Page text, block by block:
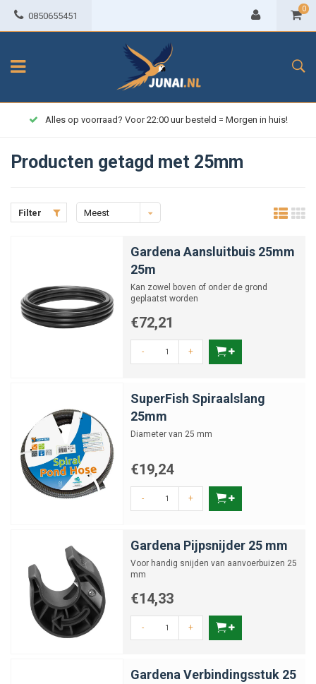
0850655451
0
Alles op voorraad? Voor 22:00 uur besteld = Morgen in huis!
Producten getagd met 25mm
Filter
Meest
Gardena Aansluitbuis 25mm
25m
Kan zowel boven of onder de grond
geplaatst worden
€72,21
- +
SuperFish Spiraalslang
25mm
Diameter van 25 mm
€19,24
- +
Gardena Pijpsnijder 25 mm
Voor handig snijden van aanvoerbuizen 25
mm
€14,33
- +
Gardena Verbindingsstuk 25